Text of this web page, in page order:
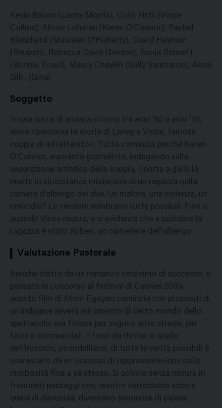
Kevin Bacon (Lanny Morris), Colin Firth (Vince
Collins), Alison Lohman (Karen O'Connor), Rachel
Blanchard (Maureen O'Flaherty), David Hayman
(Reuben), Rebecca Davis (Denise), Sonja Bennett
(Bonnie Trout), Maury Chaykin (Sally Sanmarco), Anna
Silk . (Gina)
Soggetto
In una sorta di andata-ritorno tra anni '50 e anni '70,
viene ripercorsa la storia di Lanny e Vince, famosa
coppia di intrattenitori. Tutto comincia perché Karen
O'Connor, aspirante giornalista, indagando sulla
separazione artistica della coppia, riporta a galla la
morte in circostanze misteriore di un ragazza nella
camera d'albergo dei due. Un malore, una violenza, un
omicidio? Le versioni sembrano tutte possibili. Fino a
quando Vince muore, e si evidenza che a uccidere la
ragazza é stato Ruben, un cameriere dell'albergo.
Valutazione Pastorale
Benché tratto da un romanzo omonimo di successo, e
passato in concorso al festival di Cannes 2005,
questo film di Atom Egoyan comincia con propositi di
un indagine severa sul cinismo di certo mondo dello
spettacolo, ma finisce per seguire altre strade, più
facili e commerciali. Il tono da thriller e quello
dell'incrocio, pirandelliano, di tutte le verità possibili é
sovrastato da un eccesso di rappresentazione delle
morbosità fine a se stesso. Si scivola senza misura in
frequenti passaggi che, mentre vorrebbero essere
quasi di denuncia, diventano sequenze di palese